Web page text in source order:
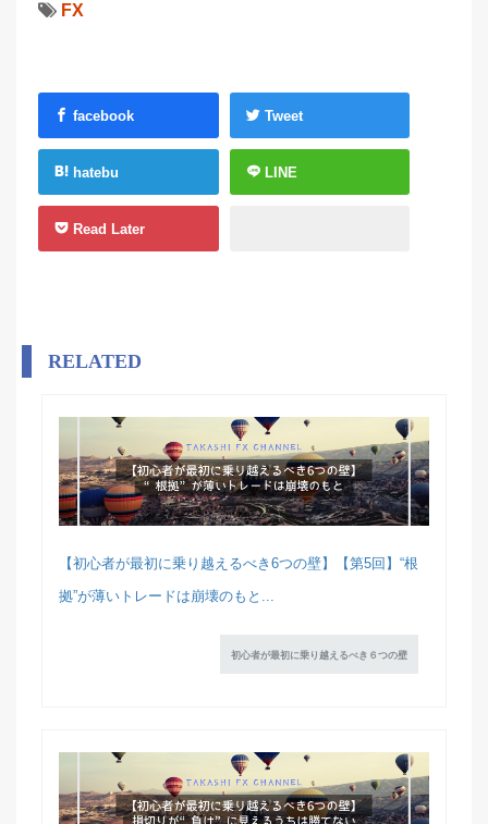
FX
facebook Tweet
hatebu LINE
Read Later
RELATED
【初心者が最初に乗り越えるべき6つの壁】【第5回】“根
拠”が薄いトレードは崩壊のもと...
初心者が最初に乗り越えるべき６つの壁